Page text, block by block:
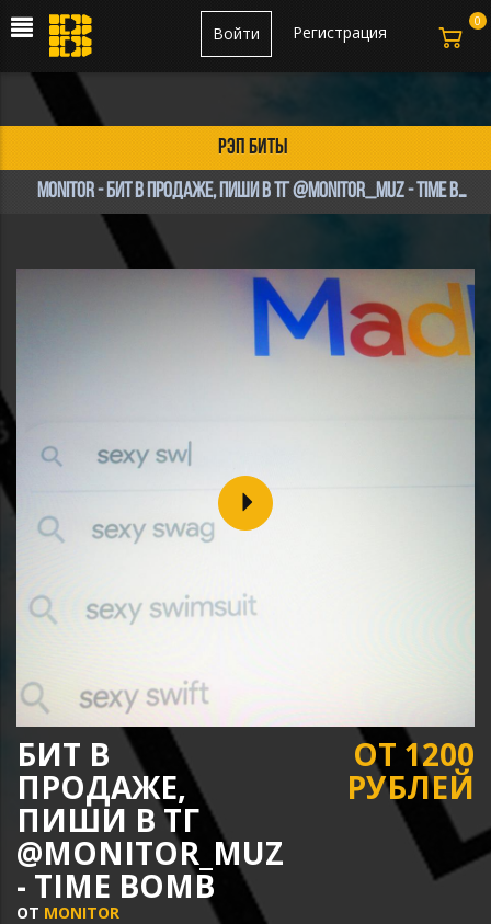
Регистрация
Войти
рэп биты
Monitor - бит в продаже, пиши в тг @monitor_muz - Time Bomb
БИТ В
ПРОДАЖЕ,
ПИШИ В ТГ
@MONITOR_MUZ
- TIME BOMB
ОТ MONITOR
ОТ 1200
РУБЛЕЙ
0